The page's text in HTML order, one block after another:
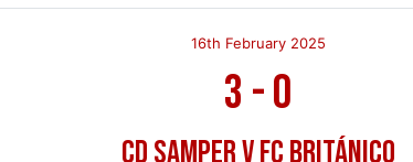
16th February 2025
3 -0
CD Samper v FC Británico